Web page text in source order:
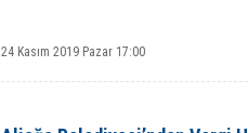
24 Kasım 2019 Pazar 17:00